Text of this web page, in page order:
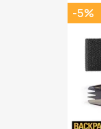
-5%